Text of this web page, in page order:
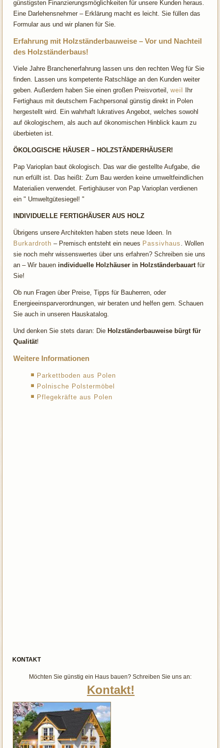
günstigsten Finanzierungsmöglichkeiten für unsere Kunden heraus.
Eine Darlehensnehmer – Erklärung macht es leicht. Sie füllen das
Formular aus und wir planen für Sie.
Erfahrung mit Holzständerbauweise – Vor und Nachteil
des Holzständerbaus!
Viele Jahre Branchenerfahrung lassen uns den rechten Weg für Sie
finden. Lassen uns kompetente Ratschläge an den Kunden weiter
geben. Außerdem haben Sie einen großen Preisvorteil,weil Ihr
Fertighaus mit deutschem Fachpersonal günstig direkt in Polen
hergestellt wird. Ein wahrhaft lukratives Angebot, welches sowohl
auf ökologischem, als auch auf ökonomischen Hinblick kaum zu
überbieten ist.
ÖKOLOGISCHE HÄUSER – HOLZSTÄNDERHÄUSER!
Pap Varioplan baut ökologisch. Das war die gestellte Aufgabe, die
nun erfüllt ist. Das heißt: Zum Bau werden keine umweltfeindlichen
Materialien verwendet. Fertighäuser von Pap Varioplan verdienen
ein " Umweltgütesiegel! "
INDIVIDUELLE FERTIGHÄUSER AUS HOLZ
Übrigens unsere Architekten haben stets neue Ideen. In
Burkardroth – Premisch entsteht ein neues Passivhaus
. Wollen
sie noch mehr wissenswertes über uns erfahren? Schreiben sie uns
an – Wir bauen individuelle Holzhäuser in Holzständerbauartfür
Sie!
Ob nun Fragen über Preise, Tipps für Bauherren, oder
Energieeinsparverordnungen, wir beraten und helfen gern. Schauen
Sie auch in unseren Hauskatalog.
Und denken Sie stets daran: DieHolzständerbauweise bürgt für
Qualität!
Weitere Informationen
Parkettboden aus Polen
Polnische Polstermöbel
Pflegekräfte aus Polen
KONTAKT
Möchten Sie günstig ein Haus bauen? Schreiben Sie uns an:
Kontakt!